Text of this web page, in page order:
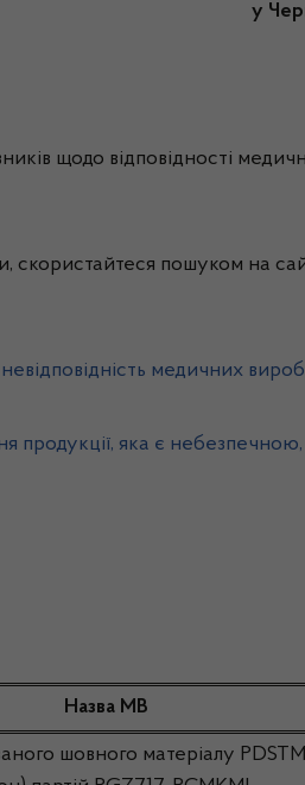
у
щодо відповідності
скористайтеся пошуком на
медичних
продукції, яка є небезпечною,
Назва МВ
шовного матеріалу